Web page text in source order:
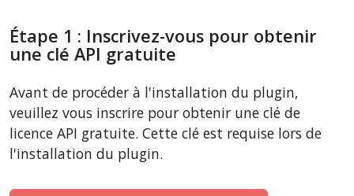
Étape 1 : Inscrivez-vous pour obtenir
une clé API gratuite
Avant de procéder à l'installation du plugin,
veuillez vous inscrire pour obtenir une clé de
licence API gratuite. Cette clé est requise lors de
l'installation du plugin.